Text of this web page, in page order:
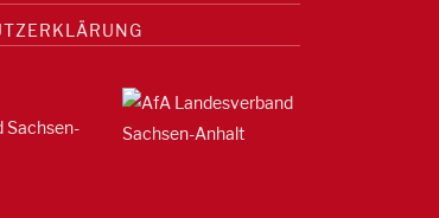
Sachsen-